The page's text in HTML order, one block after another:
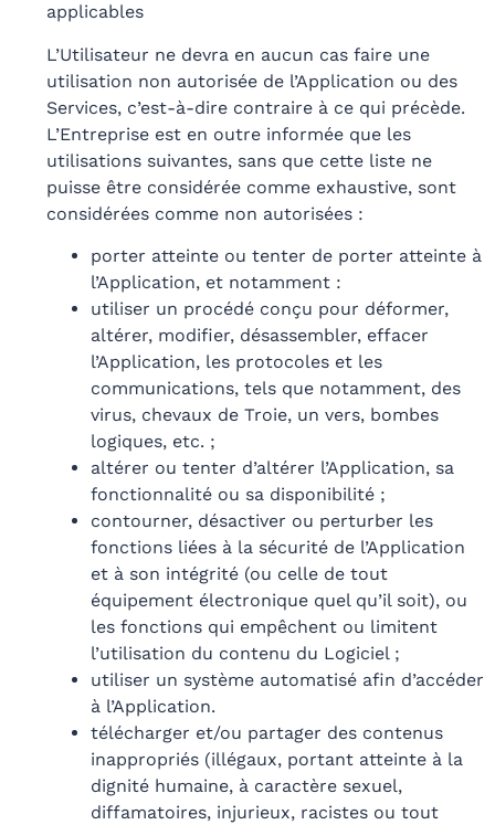
applicables
L’Utilisateur ne devra en aucun cas faire une
utilisation non autorisée de l’Application ou des
Services, c’est-à-dire contraire à ce qui précède.
L’Entreprise est en outre informée que les
utilisations suivantes, sans que cette liste ne
puisse être considérée comme exhaustive, sont
considérées comme non autorisées :
porter atteinte ou tenter de porter atteinte à
l’Application, et notamment :
utiliser un procédé conçu pour déformer,
altérer, modifier, désassembler, effacer
l’Application, les protocoles et les
communications, tels que notamment, des
virus, chevaux de Troie, un vers, bombes
logiques, etc. ;
altérer ou tenter d’altérer l’Application, sa
fonctionnalité ou sa disponibilité ;
contourner, désactiver ou perturber les
fonctions liées à la sécurité de l’Application
et à son intégrité (ou celle de tout
équipement électronique quel qu’il soit), ou
les fonctions qui empêchent ou limitent
l’utilisation du contenu du Logiciel ;
utiliser un système automatisé afin d’accéder
à l’Application.
télécharger et/ou partager des contenus
inappropriés (illégaux, portant atteinte à la
dignité humaine, à caractère sexuel,
diffamatoires, injurieux, racistes ou tout